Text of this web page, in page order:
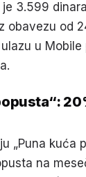
3.599
obavezu od
u Mobile
„Puna kuća
na